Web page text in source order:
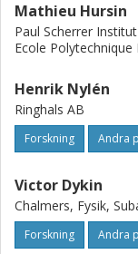
Mathieu Hursin
Paul Scherrer Institut
Ecole Polytechnique
Henrik Nylén
Ringhals AB
Forskning Andra
Victor Dykin
Chalmers, Fysik,
Forskning Andra